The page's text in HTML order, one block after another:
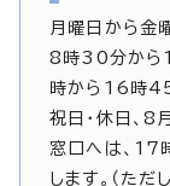
月曜日から金
8時30分から
時から16時45
祝日・休日、
窓口へは、17
します。（た